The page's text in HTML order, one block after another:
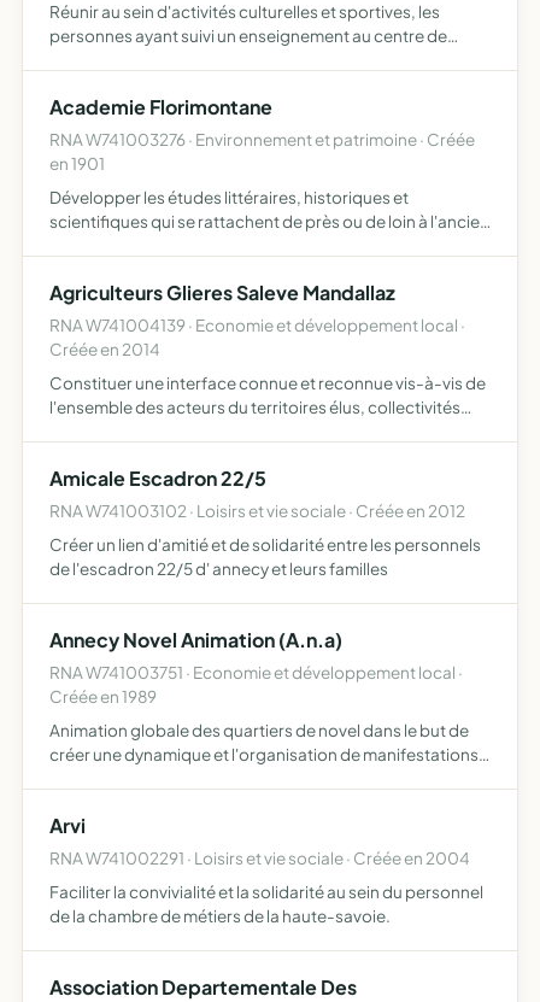
Réunir au sein d'activités culturelles et sportives, les
personnes ayant suivi un enseignement au centre de
Academie Florimontane
RNA W741003276 · Environnement et patrimoine · Créée
en 1901
Développer les études littéraires, historiques et
scientifiques qui se rattachent de près ou de loin à l'ancien
Agriculteurs Glieres Saleve Mandallaz
RNA W741004139 · Economie et développement local ·
Créée en 2014
Constituer une interface connue et reconnue vis-à-vis de
l'ensemble des acteurs du territoires élus, collectivités
Amicale Escadron 22/5
RNA W741003102 · Loisirs et vie sociale · Créée en 2012
Créer un lien d'amitié et de solidarité entre les personnels
de l'escadron 22/5 d' annecy et leurs familles
Annecy Novel Animation (A.n.a)
RNA W741003751 · Economie et développement local ·
Créée en 1989
Animation globale des quartiers de novel dans le but de
créer une dynamique et l'organisation de manifestations
Arvi
RNA W741002291 · Loisirs et vie sociale · Créée en 2004
Faciliter la convivialité et la solidarité au sein du personnel
de la chambre de métiers de la haute-savoie.
Association Departementale Des